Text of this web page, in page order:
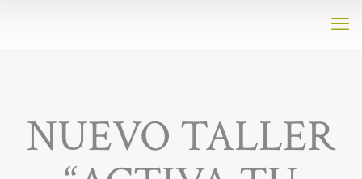
NUEVO TALLER